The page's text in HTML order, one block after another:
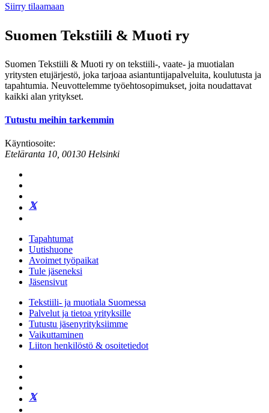
Siirry tilaamaan
Suomen Tekstiili & Muoti ry
Suomen Tekstiili & Muoti ry on tekstiili-, vaate- ja muotialan
yritysten etujärjestö, joka tarjoaa asiantuntijapalveluita, koulutusta ja
tapahtumia. Neuvottelemme työehtosopimukset, joita noudattavat
kaikki alan yritykset.
Tutustu meihin tarkemmin
Käyntiosoite:
Eteläranta 10, 00130 Helsinki
Tapahtumat
Uutishuone
Avoimet työpaikat
Tule jäseneksi
Jäsensivut
Tekstiili- ja muotiala Suomessa
Palvelut ja tietoa yrityksille
Tutustu jäsenyrityksiimme
Vaikuttaminen
Liiton henkilöstö & osoitetiedot